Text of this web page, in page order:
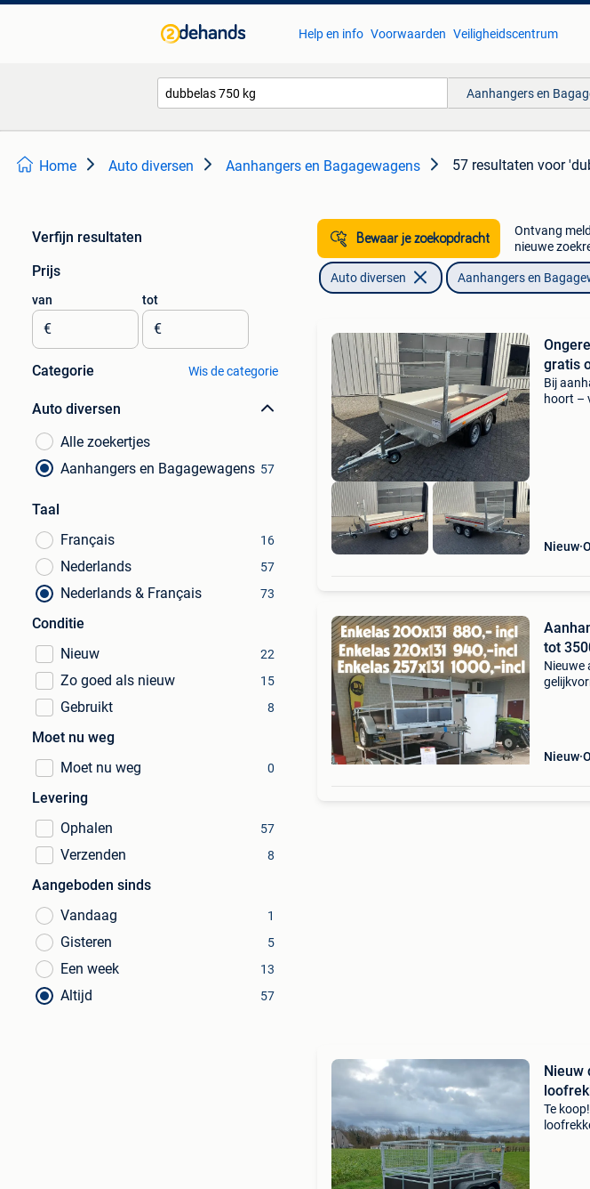
Help en info Voorwaarden Veiligheidscentrum
Aanhangers en
Home Auto diversen Aanhangers en Bagagewagens 57 resultaten voor
Verfijn resultaten
Prijs
van
€
tot
€
Categorie Wis de categorie
Auto diversen
Alle zoekertjes
Aanhangers en Bagagewagens 57
Taal
Français
16
Nederlands 57
Nederlands & Français 73
Conditie
Nieuw
22
Zo goed als nieuw 15
Gebruikt 8
Moet nu weg
Moet nu weg
0
Levering
Ophalen
57
Verzenden 8
Aangeboden sinds
Vandaag
1
Gisteren 5
Een week 13
Altijd 57
Bewaar je zoekopdracht
Ontvang
nieuwe
Auto diversen Aanhangers en
gratis
Bij
hoort –
Nieuw
tot
Nieuwe
Nieuw
Nieuw
Te